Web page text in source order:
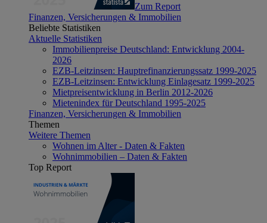
Zum Report
Finanzen, Versicherungen & Immobilien
Beliebte Statistiken
Aktuelle Statistiken
Immobilienpreise Deutschland: Entwicklung 2004-
2026
EZB-Leitzinsen: Hauptrefinanzierungssatz 1999-2025
EZB-Leitzinsen: Entwicklung Einlagesatz 1999-2025
Mietpreisentwicklung in Berlin 2012-2026
Mietenindex für Deutschland 1995-2025
Finanzen, Versicherungen & Immobilien
Themen
Weitere Themen
Wohnen im Alter - Daten & Fakten
Wohnimmobilien – Daten & Fakten
Top Report